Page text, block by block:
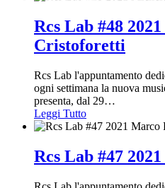
Rcs Lab #48
Cristoforetti
Rcs Lab l'appuntamento
ogni settimana la nuova
presenta, dal 29…
Leggi Tutto
Rcs Lab #47